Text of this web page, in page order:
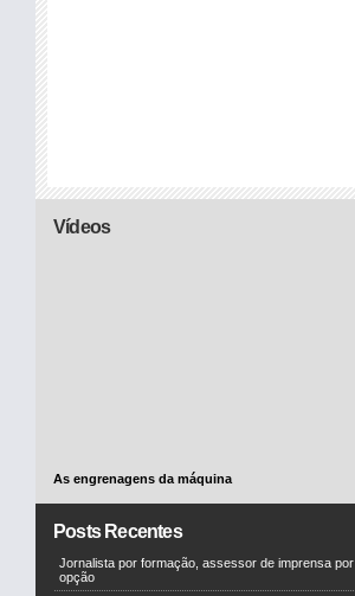
Vídeos
As engrenagens da máquina
Posts Recentes
Jornalista por formação, assessor de imprensa por
opção